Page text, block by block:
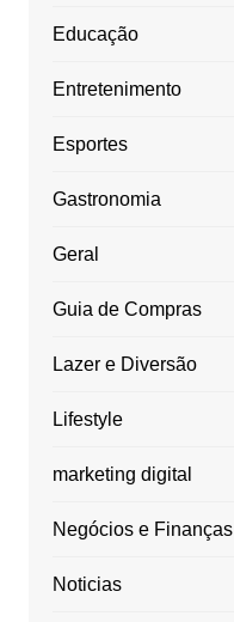
Educação
Entretenimento
Esportes
Gastronomia
Geral
Guia de Compras
Lazer e Diversão
Lifestyle
marketing digital
Negócios e Finanças
Noticias